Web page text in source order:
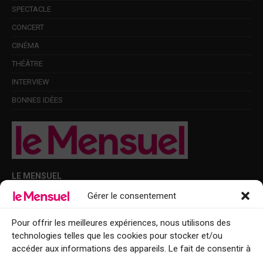
Gérer le consentement
Pour offrir les meilleures expériences, nous utilisons des
technologies telles que les cookies pour stocker et/ou
accéder aux informations des appareils. Le fait de consentir à
SPECTACLE
CONCERT
CINÉMA
THÉÂTRE
INTERVIEW
BONNES IDÉES
LE MENSUEL
Points de diffusion Var et Alpes-Maritimes : oû trouver Le Mensuel ?
Le Mensuel en PDF : consultez le magazine en ligne
Qui sommes-nous ?